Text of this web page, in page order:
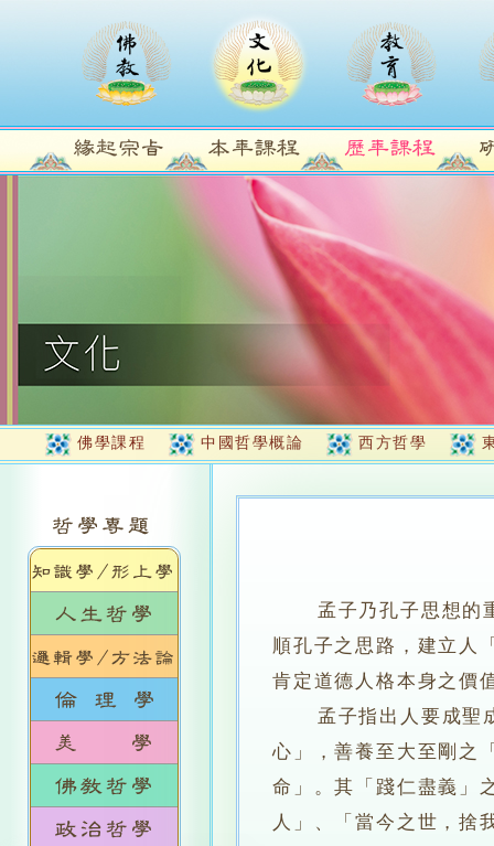
佛學課程 中國哲學概論 西方哲學
孟子乃孔子思想的
順孔子之思路，建立人
肯定道德人格本身之價
孟子指出人要成聖成
心」，善養至大至剛之
命」。其「踐仁盡義」
人」、「當今之世，捨